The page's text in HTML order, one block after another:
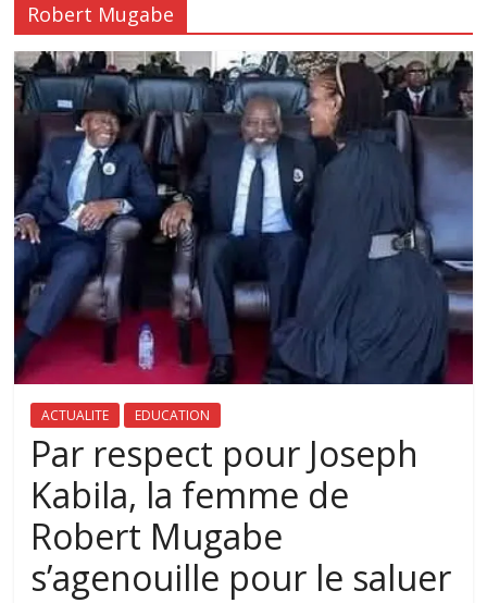
Robert Mugabe
ACTUALITE EDUCATION
Par respect pour Joseph
Kabila, la femme de
Robert Mugabe
s’agenouille pour le saluer